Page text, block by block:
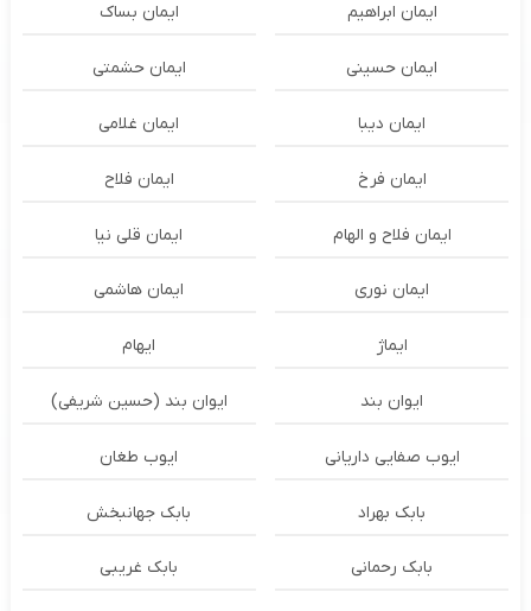
ایمان ابراهیم ایمان بساک
ایمان حسینی ایمان حشمتی
ایمان دیبا ایمان غلامی
ایمان فرخ ایمان فلاح
ایمان فلاح و الهام ایمان قلی نیا
ایمان نوری ایمان هاشمی
ایماژ ایهام
ایوان بند ایوان بند (حسین شریفی)
ایوب صفایی داریانی ایوب طغان
بابک بهراد بابک جهانبخش
بابک رحمانی بابک غریبی